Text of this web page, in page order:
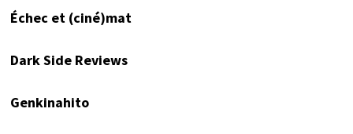
Échec et (ciné)mat
Dark Side Reviews
Genkinahito